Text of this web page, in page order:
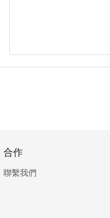
合作
聯繫我們